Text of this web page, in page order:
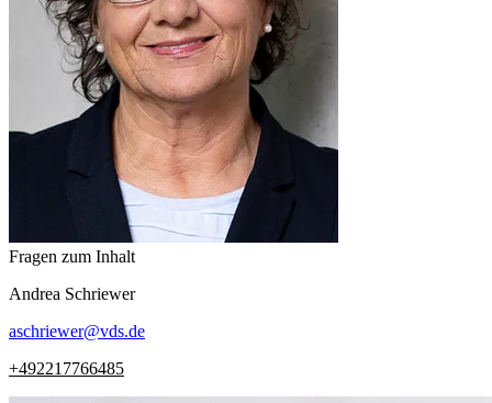
Fragen zum Inhalt
Andrea Schriewer
aschriewer@vds.de
+492217766485